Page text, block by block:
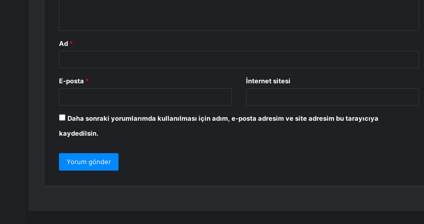
Ad *
E-posta * İnternet sitesi
Daha sonraki yorumlarımda kullanılması için adım, e-posta adresim ve site adresim bu tarayıcıya
kaydedilsin.